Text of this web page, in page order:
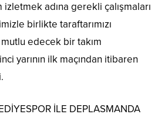
izletmek adına gerekli çalışmaları
birlikte taraftarımızı
edecek bir takım
yarının ilk maçından itibaren
İLE DEPLASMANDA